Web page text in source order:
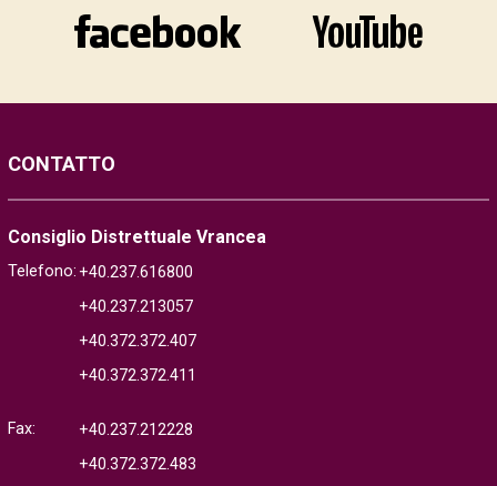
CONTATTO
Consiglio Distrettuale Vrancea
Telefono: +40.237.616800
+40.237.213057
+40.372.372.407
+40.372.372.411
Fax:
+40.237.212228
+40.372.372.483